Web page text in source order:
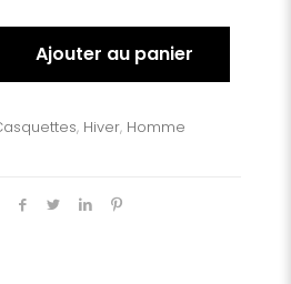
Ajouter au panier
, Hiver, Homme